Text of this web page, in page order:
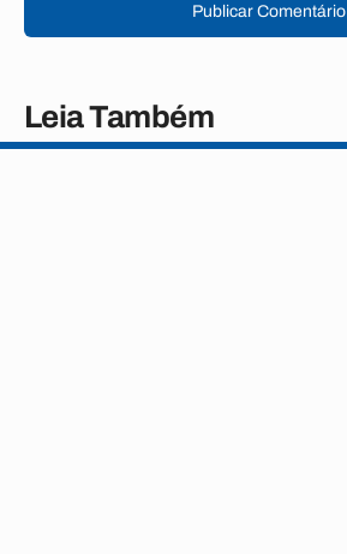
Publicar Comentário
Leia Também